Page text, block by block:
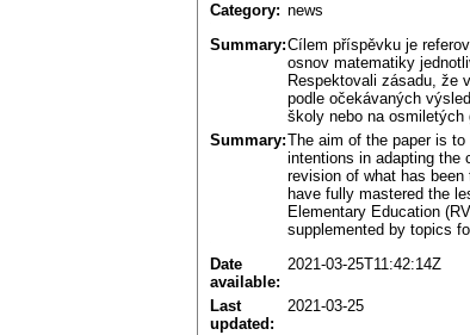
Category: news
Summary:Cílem příspěvku je
osnov matematiky
Respektovali zásadu, že
podle očekávaných
školy nebo na
Summary:The aim of the paper is
intentions in adapting the
revision of what has
have fully mastered the
Elementary Education
supplemented by topics
Date
available:
2021-03-25T11:42:14Z
Last
updated:
2021-03-25